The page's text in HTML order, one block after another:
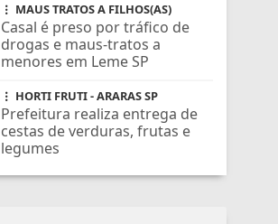
MAUS TRATOS A FILHOS(AS)
Casal é preso por tráfico de
drogas e maus-tratos a
menores em Leme SP
HORTI FRUTI - ARARAS SP
Prefeitura realiza entrega de
cestas de verduras, frutas e
legumes